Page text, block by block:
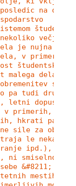
posledic na
večji
dela je nujna z
v
malega dela,
obremenitev s
pa tudi drugi
letni dopust
v primerih, ko
hkrati pa
sile za
le nekaj
ipd.), torej
ni smiselno.
&#8211; to
mestih,